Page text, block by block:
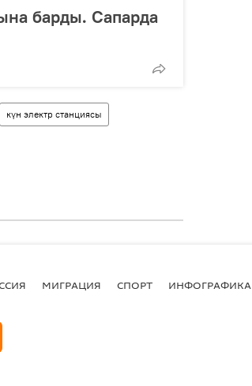
барды. Сапарда
күн электр станциясы
МИГРАЦИЯ СПОРТ ИНФОГРАФИКА